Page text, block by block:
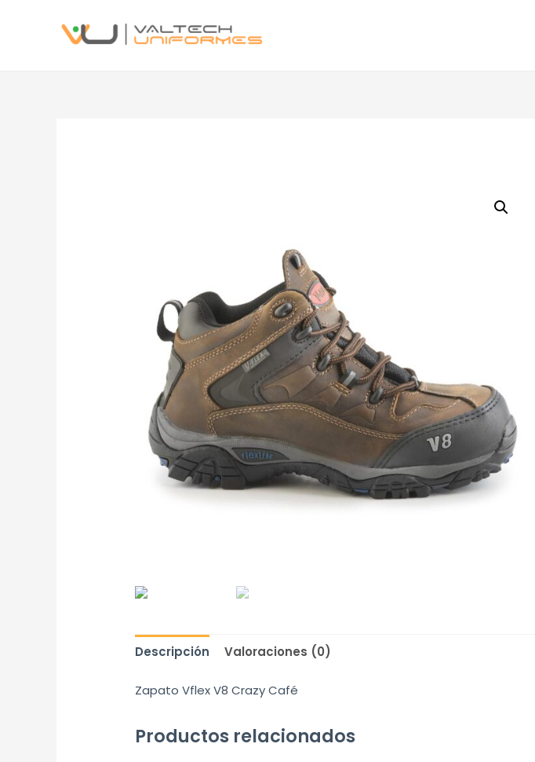
Descripción Valoraciones (0)
Zapato Vflex V8 Crazy Café
Productos relacionados